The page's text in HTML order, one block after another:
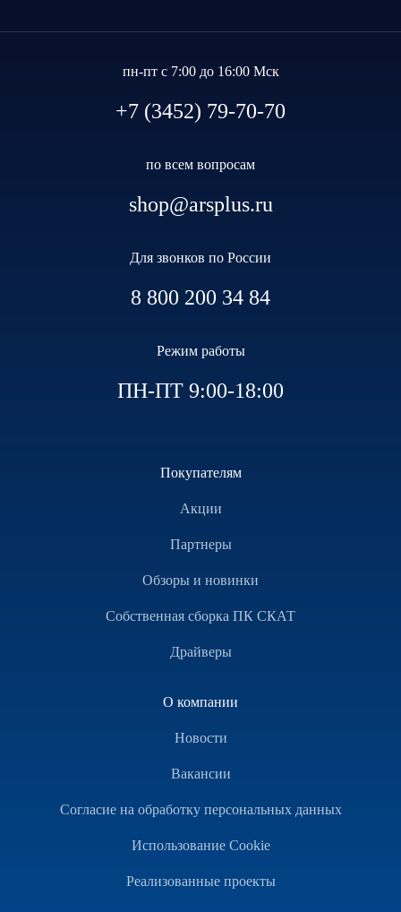
пн-пт с 7:00 до 16:00 Мск
+7 (3452) 79-70-70
по всем вопросам
shop@arsplus.ru
Для звонков по России
8 800 200 34 84
Режим работы
ПН-ПТ 9:00-18:00
Покупателям
Акции
Партнеры
Обзоры и новинки
Собственная сборка ПК СКАТ
Драйверы
О компании
Новости
Вакансии
Согласие на обработку персональных данных
Использование Cookie
Реализованные проекты